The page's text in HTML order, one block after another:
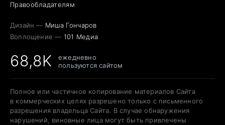
Правообладателям
Дизайн — Миша Гончаров
Воплощение — 101 Медиа
68,8K
ежедневно
пользуются сайтом
Полное или частичное копирование материалов Сайта
в коммерческих целях разрешено только с письменного
разрешения владельца Сайта. В случае обнаружения
нарушений, виновные лица могут быть привлечены